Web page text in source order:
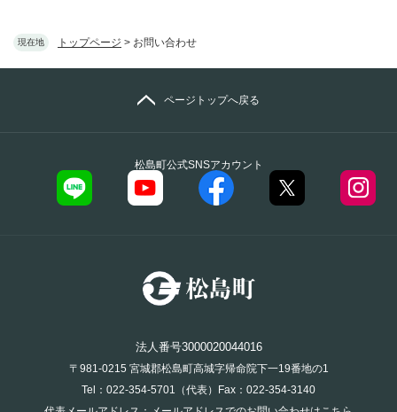
現在地 トップページ > お問い合わせ
松島町公式SNSアカウント
ページトップへ戻る
法人番号3000020044016
〒981-0215 宮城郡松島町高城字帰命院下一19番地の1
Tel：022-354-5701（代表）Fax：022-354-3140